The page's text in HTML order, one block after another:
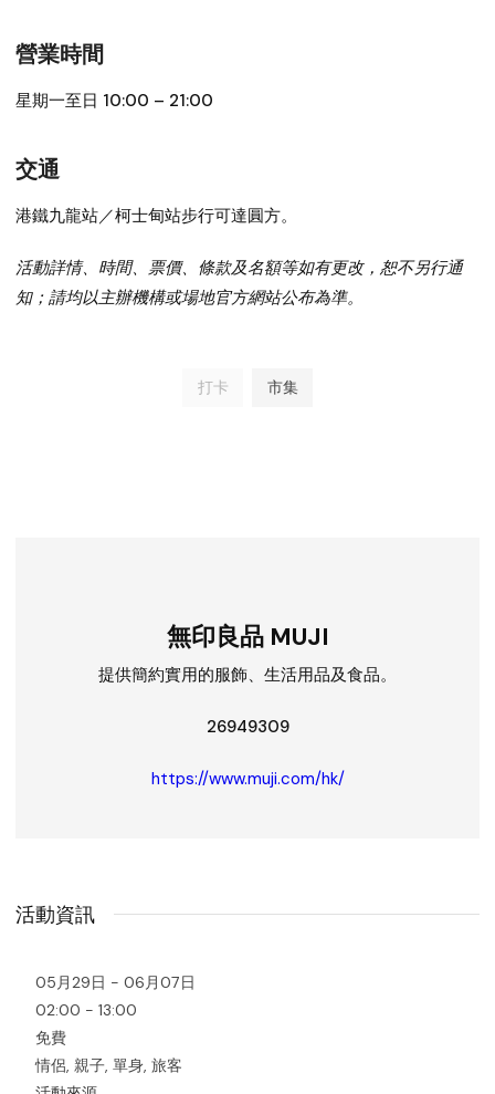
營業時間
星期一至日 10:00 – 21:00
交通
港鐵九龍站／柯士甸站步行可達圓方。
活動詳情、時間、票價、條款及名額等如有更改，恕不另行通
知；請均以主辦機構或場地官方網站公布為準。
打卡 市集
無印良品 MUJI
提供簡約實用的服飾、生活用品及食品。
26949309
https://www.muji.com/hk/
活動資訊
05月29日 - 06月07日
02:00 - 13:00
免費
情侶, 親子, 單身, 旅客